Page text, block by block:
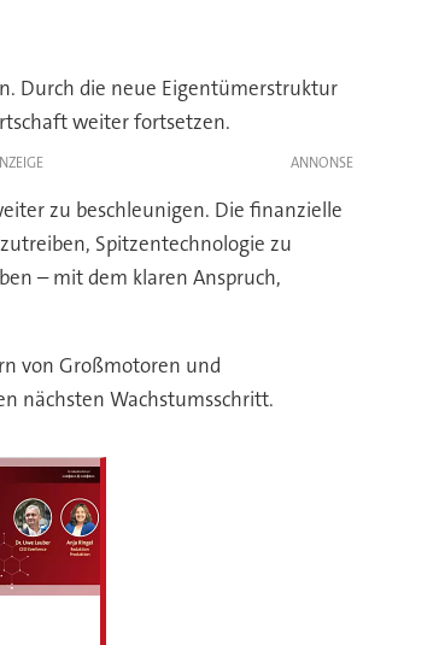
Durch die neue Eigentümerstruktur
weiter fortsetzen.
zu beschleunigen. Die finanzielle
Spitzentechnologie zu
– mit dem klaren Anspruch,
von Großmotoren und
nächsten Wachstumsschritt.